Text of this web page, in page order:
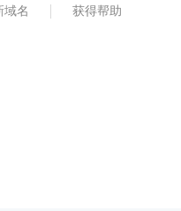
域名 获得帮助